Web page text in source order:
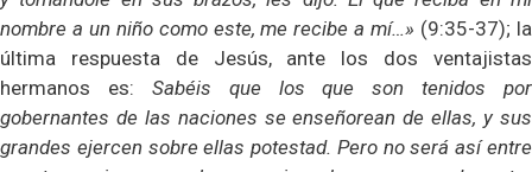
nombre a un niño como este, me recibe a mí…» (9:35-37); la
última respuesta de Jesús, ante los dos ventajistas
hermanos es: Sabéis que los que son tenidos por
gobernantes de las naciones se enseñorean de ellas, y sus
grandes ejercen sobre ellas potestad. Pero no será así entre